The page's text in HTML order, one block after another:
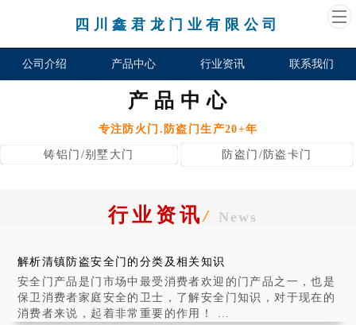
四川鑫君龙门业有限公司
公司介绍 产品中心 行业资讯 联系我们
产品中心
专注防火门.防盗门生产20+年
铸铝门/别墅大门 防盗门/防盗卡门
行业资讯/ News
解析清镇防盗安全门的分类及相关知识
安全门产品是门市场中最受消费者欢迎的门产品之一，也是
保卫消费者家庭安全的卫士，了解安全门知识，对于现在的
消费者来说，起着非常重要的作用！